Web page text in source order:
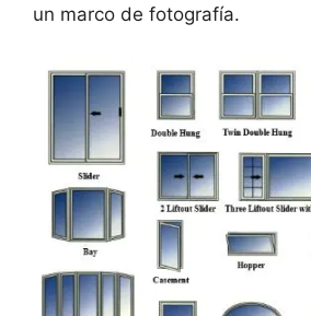
un marco de fotografía.